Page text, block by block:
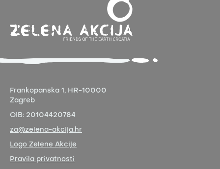
Frankopanska 1, HR-10000
Zagreb
OIB: 20104420784
za@zelena-akcija.hr
Logo Zelene Akcije
Pravila privatnosti